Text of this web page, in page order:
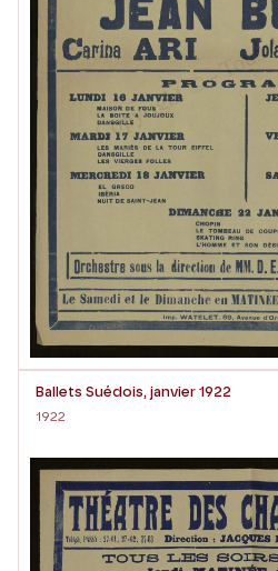
Ballets Suédois, janvier 1922
1922